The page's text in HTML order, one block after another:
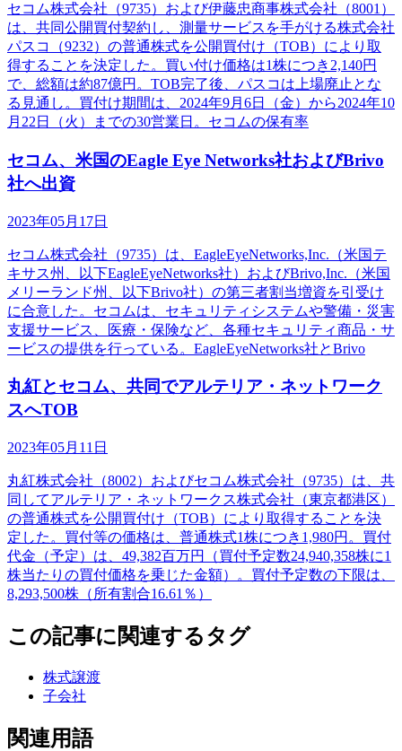
セコム株式会社（9735）および伊藤忠商事株式会社（8001）
は、共同公開買付契約し、測量サービスを手がける株式会社
パスコ（9232）の普通株式を公開買付け（TOB）により取
得することを決定した。買い付け価格は1株につき2,140円
で、総額は約87億円。TOB完了後、パスコは上場廃止とな
る見通し。買付け期間は、2024年9月6日（金）から2024年10
月22日（火）までの30営業日。セコムの保有率
セコム、米国のEagle Eye Networks社およびBrivo
社へ出資
2023年05月17日
セコム株式会社（9735）は、EagleEyeNetworks,Inc.（米国テ
キサス州、以下EagleEyeNetworks社）およびBrivo,Inc.（米国
メリーランド州、以下Brivo社）の第三者割当増資を引受け
に合意した。セコムは、セキュリティシステムや警備・災害
支援サービス、医療・保険など、各種セキュリティ商品・サ
ービスの提供を行っている。EagleEyeNetworks社とBrivo
丸紅とセコム、共同でアルテリア・ネットワーク
スへTOB
2023年05月11日
丸紅株式会社（8002）およびセコム株式会社（9735）は、共
同してアルテリア・ネットワークス株式会社（東京都港区）
の普通株式を公開買付け（TOB）により取得することを決
定した。買付等の価格は、普通株式1株につき1,980円。買付
代金（予定）は、49,382百万円（買付予定数24,940,358株に1
株当たりの買付価格を乗じた金額）。買付予定数の下限は、
8,293,500株（所有割合16.61％）
この記事に関連するタグ
株式譲渡
子会社
関連用語